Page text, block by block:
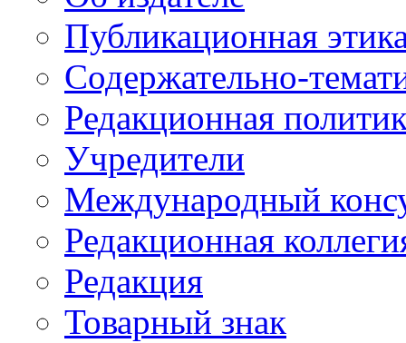
Публикационная
Содержательно-
Редакционная
Учредители
Международный
Редакционная
Редакция
Товарный знак